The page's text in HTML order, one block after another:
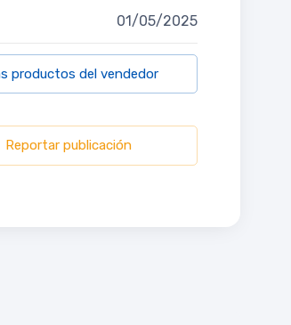
01/05/2025
productos del vendedor
Reportar publicación